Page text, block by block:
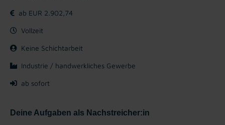
ab EUR 2.902,74
Vollzeit
Keine Schichtarbeit
Industrie / handwerkliches Gewerbe
ab sofort
Deine Aufgaben als Nachstreicher:in